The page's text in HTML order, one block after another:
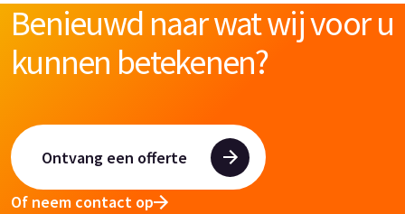
Benieuwd naar wat wij voor u
kunnen betekenen?
Ontvang een offerte
Of neem contact op